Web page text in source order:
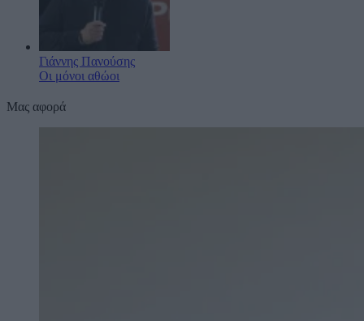
Γιάννης Πανούσης
Οι μόνοι αθώοι
Μας αφορά